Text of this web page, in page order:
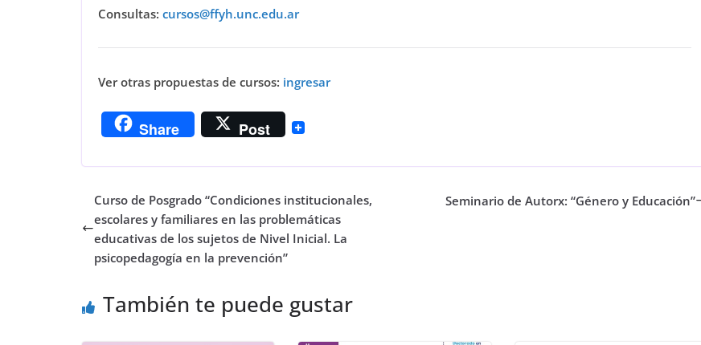
Consultas: cursos@ffyh.unc.edu.ar
Ver otras propuestas de cursos: ingresar
Share Post
Curso de Posgrado “Condiciones institucionales,
escolares y familiares en las problemáticas
educativas de los sujetos de Nivel Inicial. La
psicopedagogía en la prevención”
Seminario de Autorx: “Género y Educación”
También te puede gustar